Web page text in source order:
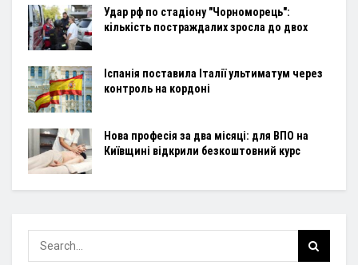
Удар рф по стадіону "Чорноморець":
кількість постраждалих зросла до двох
Іспанія поставила Італії ультиматум через
контроль на кордоні
Нова професія за два місяці: для ВПО на
Київщині відкрили безкоштовний курс